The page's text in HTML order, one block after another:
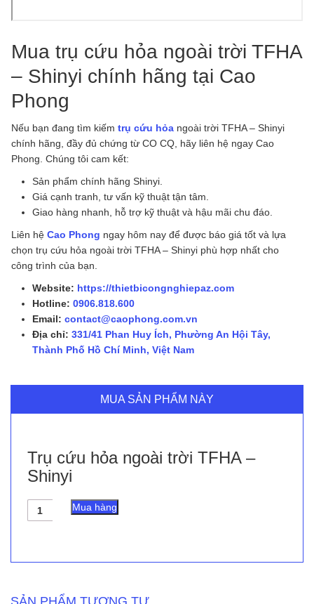
Mua trụ cứu hỏa ngoài trời TFHA
– Shinyi chính hãng tại Cao
Phong
Nếu bạn đang tìm kiếm trụ cứu hỏa ngoài trời TFHA – Shinyi
chính hãng, đầy đủ chứng từ CO CQ, hãy liên hệ ngay Cao
Phong. Chúng tôi cam kết:
Sản phẩm chính hãng Shinyi.
Giá cạnh tranh, tư vấn kỹ thuật tận tâm.
Giao hàng nhanh, hỗ trợ kỹ thuật và hậu mãi chu đáo.
Liên hệ Cao Phong ngay hôm nay để được báo giá tốt và lựa
chọn trụ cứu hỏa ngoài trời TFHA – Shinyi phù hợp nhất cho
công trình của bạn.
Website: https://thietbicongnghiepaz.com
Hotline: 0906.818.600
Email: contact@caophong.com.vn
Địa chỉ: 331/41 Phan Huy Ích, Phường An Hội Tây,
Thành Phố Hồ Chí Minh, Việt Nam
MUA SẢN PHẨM NÀY
Trụ cứu hỏa ngoài trời TFHA –
Shinyi
Trụ
cứu
Mua hàng